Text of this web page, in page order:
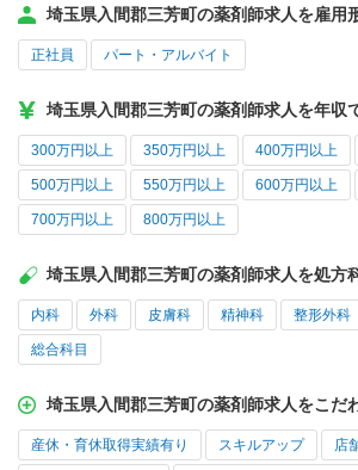
埼玉県入間郡三芳町の薬剤師求人を雇用
正社員 パート・アルバイト
埼玉県入間郡三芳町の薬剤師求人を年収
300万円以上 350万円以上 400万円以上
500万円以上 550万円以上 600万円以上
700万円以上 800万円以上
埼玉県入間郡三芳町の薬剤師求人を処方
内科 外科 皮膚科 精神科 整形外科
総合科目
埼玉県入間郡三芳町の薬剤師求人をこだ
産休・育休取得実績有り スキルアップ 店